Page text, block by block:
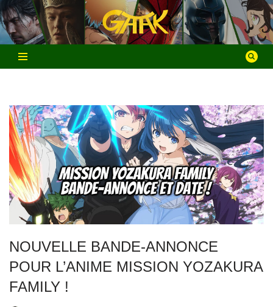
Aller
au
contenu
NOUVELLE BANDE-ANNONCE
POUR L’ANIME MISSION YOZAKURA
FAMILY !